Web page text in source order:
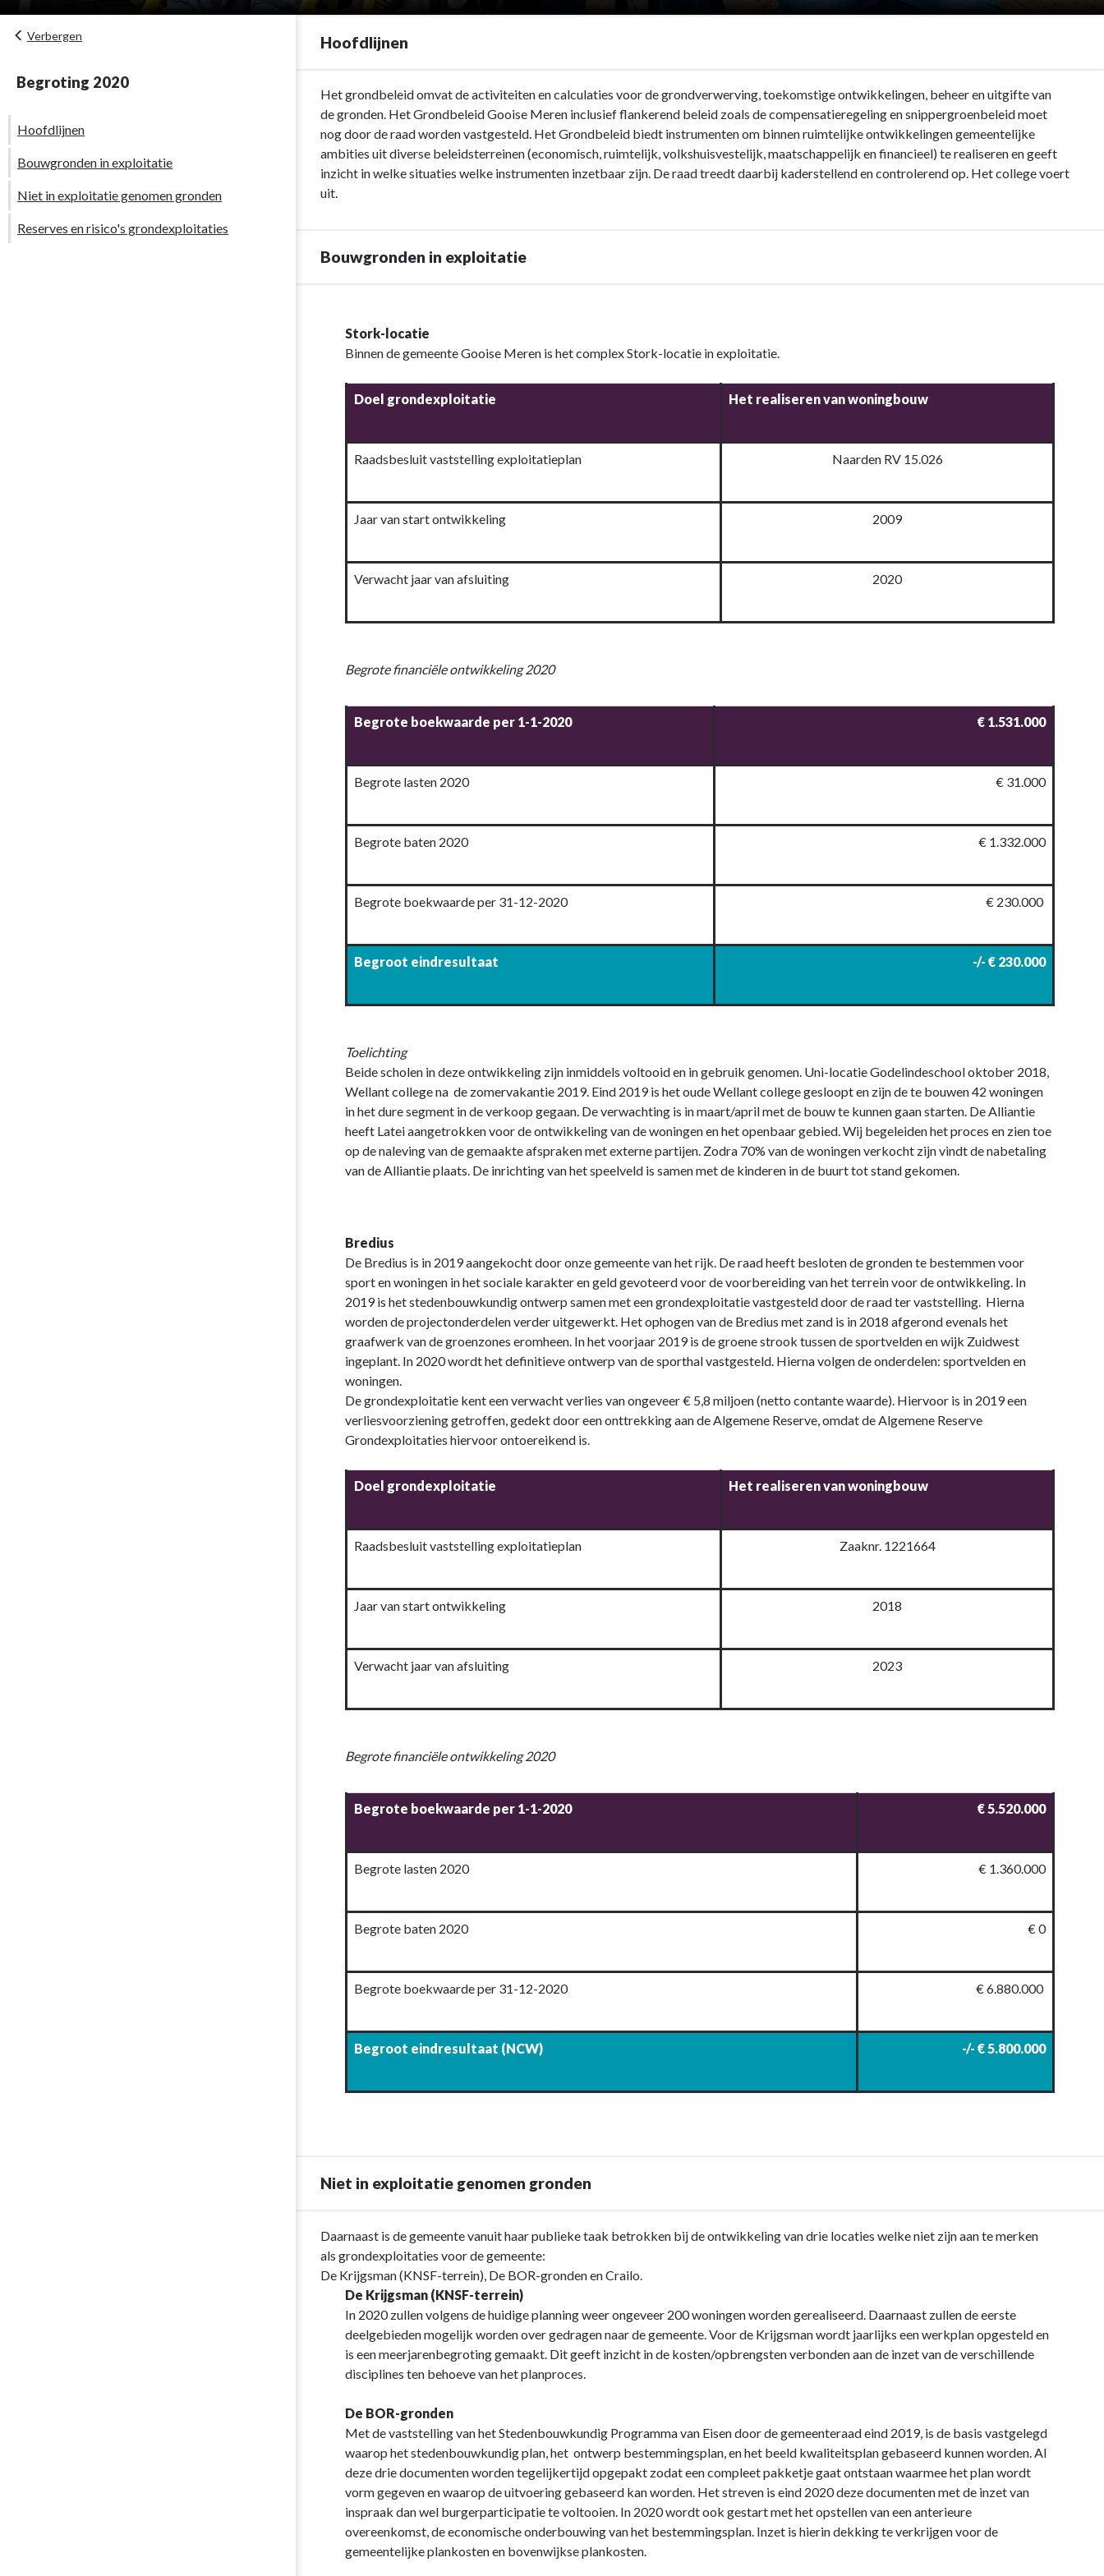
Verbergen
Begroting 2020
Hoofdlijnen
Bouwgronden in exploitatie
Niet in exploitatie genomen gronden
Reserves en risico's grondexploitaties
Hoofdlijnen
Terug
navigatie
Paragraaf
Grondbeleid
Het grondbeleid omvat de activiteiten en calculaties voor de grondverwerving, toekomstige ontwikkelingen, beheer en uitgifte van
de gronden. Het Grondbeleid Gooise Meren inclusief flankerend beleid zoals de compensatieregeling en snippergroenbeleid moet
nog door de raad worden vastgesteld. Het Grondbeleid biedt instrumenten om binnen ruimtelijke ontwikkelingen gemeentelijke
ambities uit diverse beleidsterreinen (economisch, ruimtelijk, volkshuisvestelijk, maatschappelijk en financieel) te realiseren en geeft
inzicht in welke situaties welke instrumenten inzetbaar zijn. De raad treedt daarbij kaderstellend en controlerend op. Het college voert
uit.
Bouwgronden in exploitatie
navigatie
Paragraaf
Grondbeleid
Bouwgronden
Stork-locatie
Binnen de gemeente Gooise Meren is het complex Stork-locatie in exploitatie.
Doel grondexploitatie Het realiseren van woningbouw
Raadsbesluit vaststelling exploitatieplan Naarden RV 15.026
Jaar van start ontwikkeling 2009
Verwacht jaar van afsluiting 2020
Begrote financiële ontwikkeling 2020
Begrote boekwaarde per 1-1-2020 € 1.531.000
Begrote lasten 2020 € 31.000
Begrote baten 2020 € 1.332.000
Begrote boekwaarde per 31-12-2020 € 230.000
Begroot eindresultaat -/- € 230.000
Toelichting
Beide scholen in deze ontwikkeling zijn inmiddels voltooid en in gebruik genomen. Uni-locatie Godelindeschool oktober 2018,
Wellant college na de zomervakantie 2019. Eind 2019 is het oude Wellant college gesloopt en zijn de te bouwen 42 woningen
in het dure segment in de verkoop gegaan. De verwachting is in maart/april met de bouw te kunnen gaan starten. De Alliantie
heeft Latei aangetrokken voor de ontwikkeling van de woningen en het openbaar gebied. Wij begeleiden het proces en zien toe
op de naleving van de gemaakte afspraken met externe partijen. Zodra 70% van de woningen verkocht zijn vindt de nabetaling
van de Alliantie plaats. De inrichting van het speelveld is samen met de kinderen in de buurt tot stand gekomen.
Bredius
De Bredius is in 2019 aangekocht door onze gemeente van het rijk. De raad heeft besloten de gronden te bestemmen voor
sport en woningen in het sociale karakter en geld gevoteerd voor de voorbereiding van het terrein voor de ontwikkeling. In
2019 is het stedenbouwkundig ontwerp samen met een grondexploitatie vastgesteld door de raad ter vaststelling. Hierna
worden de projectonderdelen verder uitgewerkt. Het ophogen van de Bredius met zand is in 2018 afgerond evenals het
graafwerk van de groenzones eromheen. In het voorjaar 2019 is de groene strook tussen de sportvelden en wijk Zuidwest
ingeplant. In 2020 wordt het definitieve ontwerp van de sporthal vastgesteld. Hierna volgen de onderdelen: sportvelden en
woningen.
De grondexploitatie kent een verwacht verlies van ongeveer € 5,8 miljoen (netto contante waarde). Hiervoor is in 2019 een
verliesvoorziening getroffen, gedekt door een onttrekking aan de Algemene Reserve, omdat de Algemene Reserve
Grondexploitaties hiervoor ontoereikend is.
Doel grondexploitatie Het realiseren van woningbouw
Raadsbesluit vaststelling exploitatieplan Zaaknr. 1221664
Jaar van start ontwikkeling 2018
Verwacht jaar van afsluiting 2023
Begrote financiële ontwikkeling 2020
Begrote boekwaarde per 1-1-2020 € 5.520.000
Begrote lasten 2020 € 1.360.000
Begrote baten 2020 € 0
Begrote boekwaarde per 31-12-2020 € 6.880.000
Begroot eindresultaat (NCW) -/- € 5.800.000
Niet in exploitatie genomen gronden
Terug
navigatie
Paragraaf
Grondbeleid
exploitatie
genomen
Daarnaast is de gemeente vanuit haar publieke taak betrokken bij de ontwikkeling van drie locaties welke niet zijn aan te merken
als grondexploitaties voor de gemeente:
De Krijgsman (KNSF-terrein), De BOR-gronden en Crailo.
De Krijgsman (KNSF-terrein)
In 2020 zullen volgens de huidige planning weer ongeveer 200 woningen worden gerealiseerd. Daarnaast zullen de eerste
deelgebieden mogelijk worden over gedragen naar de gemeente. Voor de Krijgsman wordt jaarlijks een werkplan opgesteld en
is een meerjarenbegroting gemaakt. Dit geeft inzicht in de kosten/opbrengsten verbonden aan de inzet van de verschillende
disciplines ten behoeve van het planproces.
De BOR-gronden
Met de vaststelling van het Stedenbouwkundig Programma van Eisen door de gemeenteraad eind 2019, is de basis vastgelegd
waarop het stedenbouwkundig plan, het ontwerp bestemmingsplan, en het beeld kwaliteitsplan gebaseerd kunnen worden. Al
deze drie documenten worden tegelijkertijd opgepakt zodat een compleet pakketje gaat ontstaan waarmee het plan wordt
vorm gegeven en waarop de uitvoering gebaseerd kan worden. Het streven is eind 2020 deze documenten met de inzet van
inspraak dan wel burgerparticipatie te voltooien. In 2020 wordt ook gestart met het opstellen van een anterieure
overeenkomst, de economische onderbouwing van het bestemmingsplan. Inzet is hierin dekking te verkrijgen voor de
gemeentelijke plankosten en bovenwijkse plankosten.